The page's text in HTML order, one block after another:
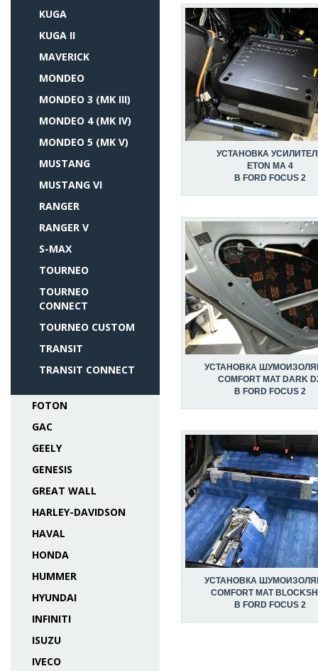
KUGA
KUGA II
MAVERICK
MONDEO
MONDEO 3 (MK III)
MONDEO 4 (MK IV)
MONDEO 5 (MK V)
MUSTANG
MUSTANG VI
RANGER
RANGER V
S-MAX
TOURNEO
TOURNEO
CONNECT
TOURNEO CUSTOM
TRANSIT
TRANSIT CONNECT
FOTON
GAC
GEELY
GENESIS
GREAT WALL
HARLEY-DAVIDSON
HAVAL
HONDA
HUMMER
HYUNDAI
INFINITI
ISUZU
IVECO
УСТАНОВКА
ETON MA 4
В FORD FOCUS 2
УСТАНОВКА
COMFORT MAT DARK
В FORD FOCUS 2
УСТАНОВКА
COMFORT MAT
В FORD FOCUS 2